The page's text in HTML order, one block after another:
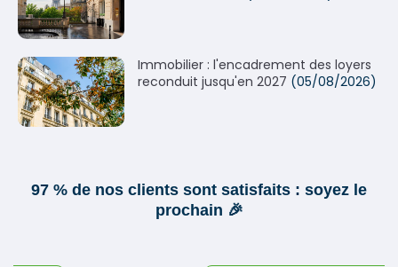
Immobilier : l'encadrement des loyers
reconduit jusqu'en 2027 (05/08/2026)